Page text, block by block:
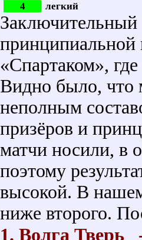
4
легкий
Заключительный
принципиальной
«Спартаком»,
Видно было, что
неполным
призёров и
матчи носили, в
поэтому
высокой. В
ниже второго.
1. Волга